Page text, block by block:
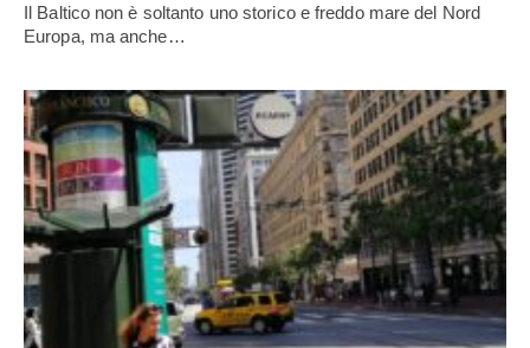
Il Baltico non è soltanto uno storico e freddo mare del Nord
Europa, ma anche…